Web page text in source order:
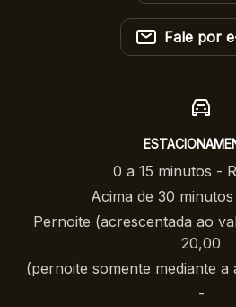
Fale por
0 a 15 minutos -
Acima de 30
Pernoite (acrescentada ao
20,00
(pernoite somente mediante
-